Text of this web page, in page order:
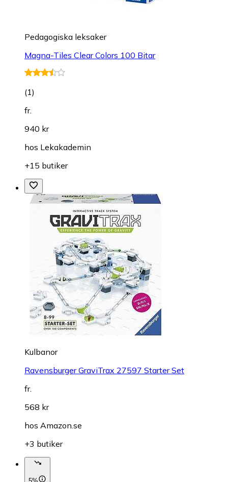
Pedagogiska leksaker
Magna-Tiles Clear Colors 100 Bitar
(1)
fr.
940 kr
hos Lekakademin
+15 butiker
Kulbanor
Ravensburger GraviTrax 27597 Starter Set
fr.
568 kr
hos Amazon.se
+3 butiker